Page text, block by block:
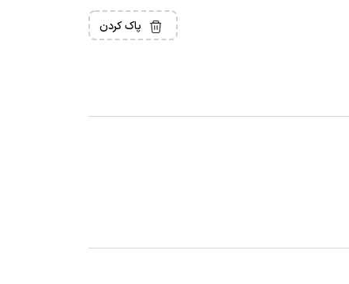
پاک کردن